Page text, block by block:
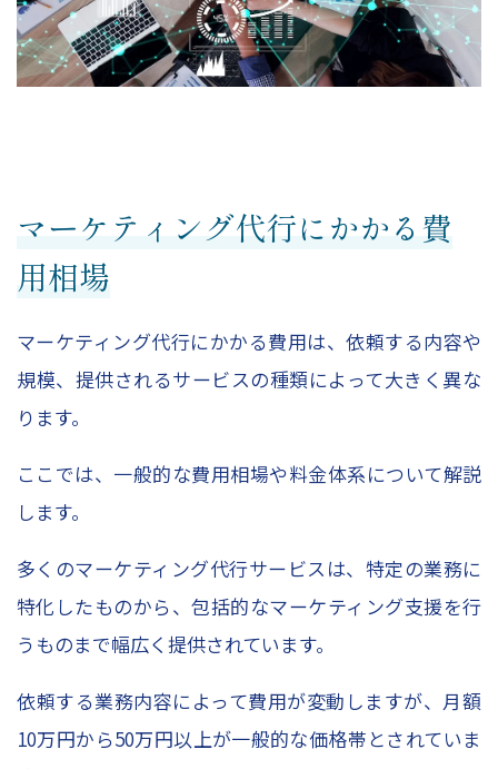
マーケティング代行にかかる費
用相場
マーケティング代行にかかる費用は、依頼する内容や
規模、提供されるサービスの種類によって大きく異な
ります。
ここでは、一般的な費用相場や料金体系について解説
します。
多くのマーケティング代行サービスは、特定の業務に
特化したものから、包括的なマーケティング支援を行
うものまで幅広く提供されています。
依頼する業務内容によって費用が変動しますが、月額
10万円から50万円以上が一般的な価格帯とされていま